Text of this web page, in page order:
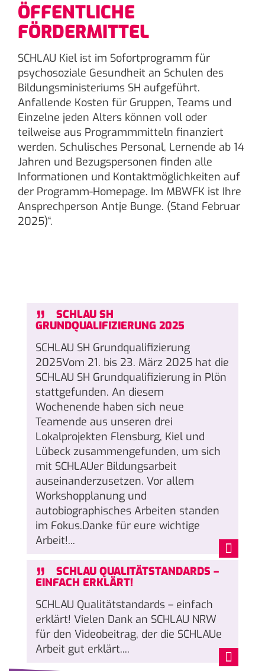
ÖFFENTLICHE
FÖRDERMITTEL
SCHLAU Kiel ist im Sofortprogramm für
psychosoziale Gesundheit an Schulen des
Bildungsministeriums SH aufgeführt.
Anfallende Kosten für Gruppen, Teams und
Einzelne jeden Alters können voll oder
teilweise aus Programmmitteln finanziert
werden. Schulisches Personal, Lernende ab 14
Jahren und Bezugspersonen finden alle
Informationen und Kontaktmöglichkeiten auf
der Programm-Homepage. Im MBWFK ist Ihre
Ansprechperson Antje Bunge. (Stand Februar
2025)“.
„ SCHLAU SH
GRUNDQUALIFIZIERUNG 2025
SCHLAU SH Grundqualifizierung
2025Vom 21. bis 23. März 2025 hat die
SCHLAU SH Grundqualifizierung in Plön
stattgefunden. An diesem
Wochenende haben sich neue
Teamende aus unseren drei
Lokalprojekten Flensburg, Kiel und
Lübeck zusammengefunden, um sich
mit SCHLAUer Bildungsarbeit
auseinanderzusetzen. Vor allem
Workshopplanung und
autobiographisches Arbeiten standen
im Fokus.Danke für eure wichtige
Arbeit!...
„ SCHLAU QUALITÄTSTANDARDS –
EINFACH ERKLÄRT!
SCHLAU Qualitätstandards – einfach
erklärt! Vielen Dank an SCHLAU NRW
für den Videobeitrag, der die SCHLAUe
Arbeit gut erklärt....